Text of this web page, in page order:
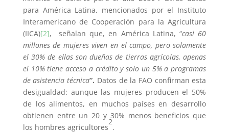
para América Latina, mencionados por el Instituto
Interamericano de Cooperación para la Agricultura
(IICA)[2], señalan que, en América Latina, “casi 60
millones de mujeres viven en el campo, pero solamente
el 30% de ellas son dueñas de tierras agrícolas, apenas
el 10% tiene acceso a crédito y solo un 5% a programas
de asistencia técnica”. Datos de la FAO confirman esta
desigualdad: aunque las mujeres producen el 50%
de los alimentos, en muchos países en desarrollo
obtienen entre un 20 y 30% menos beneficios que
los hombres agricultores
2
.